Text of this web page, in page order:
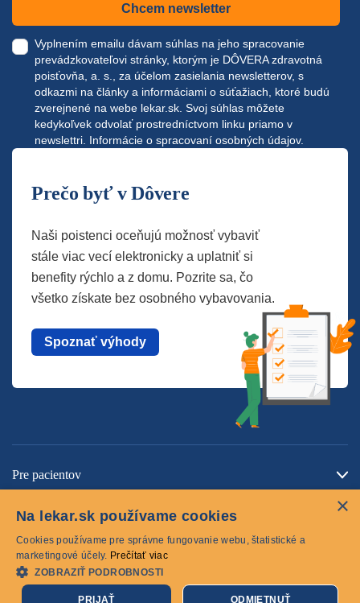
Chcem newsletter
Vyplnením emailu dávam súhlas na jeho spracovanie
prevádzkovateľovi stránky, ktorým je DÔVERA zdravotná
poisťovňa, a. s., za účelom zasielania newsletterov, s
odkazmi na články a informáciami o súťažiach, ktoré budú
zverejnené na webe lekar.sk . Svoj súhlas môžete
kedykoľvek odvolať prostredníctvom linku priamo v
newslettri. Informácie o spracovaní osobných údajov.
Prečo byť v Dôvere
Naši poistenci oceňujú možnosť vybaviť
stále viac vecí elektronicky a uplatniť si
benefity rýchlo a z domu. Pozrite sa, čo
všetko získate bez osobného vybavovania.
Spoznať výhody
Pre pacientov
Cookies
×
Na lekar.sk používame cookies
Cookies používame pre správne fungovanie webu, štatistické a
marketingové účely. Prečítať viac
ZOBRAZIŤ PODROBNOSTI
PRIJAŤ ODMIETNUŤ